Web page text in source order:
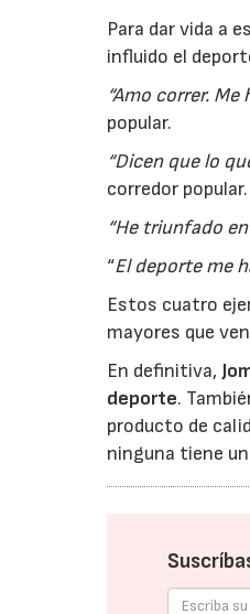
Para dar vida a
influido el
“Amo correr.
popular.
“Dicen que lo
corredor popular.
“He triunfado
“El deporte me
Estos cuatro
mayores que
En definitiva,
deporte.
producto de
ninguna tiene